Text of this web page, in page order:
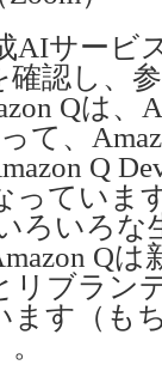
サービ
認し、
Qは、
て、
Q
っていま
ろいろ
Q
リブラン
ます（も